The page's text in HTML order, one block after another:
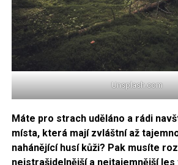
Unsplash.com
Máte pro strach uděláno a rádi
místa, která mají zvláštní až
nahánějící husí kůži? Pak musíte
nejstrašidelnější a nejtajemnější les